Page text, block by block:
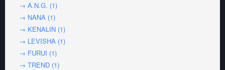
→ A.N.G. (1)
→ NANA (1)
→ KENALIN (1)
→ LEVISHA (1)
→ FURUI (1)
→ TREND (1)